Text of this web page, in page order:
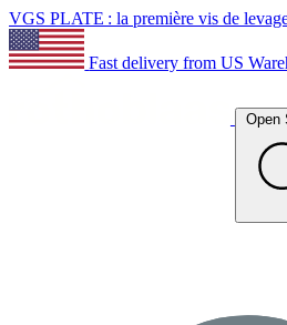
VGS PLATE : la première vis de
Fast delivery from US
Open